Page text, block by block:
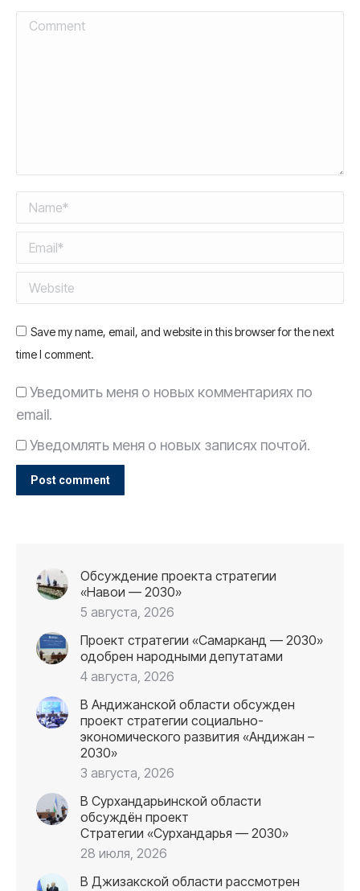
Comment
Name *
Email *
Website
Save my name, email, and website in this browser for the next
time I comment.
Уведомить меня о новых комментариях по
email.
Уведомлять меня о новых записях почтой.
Post comment
Обсуждение проекта стратегии
«Навои — 2030»
5 августа, 2026
Проект стратегии «Самарканд — 2030»
одобрен народными депутатами
4 августа, 2026
В Андижанской области обсужден
проект стратегии социально-
экономического развития «Андижан –
2030»
3 августа, 2026
В Сурхандарьинской области
обсуждён проект
Стратегии «Сурхандарья — 2030»
28 июля, 2026
В Джизакской области рассмотрен